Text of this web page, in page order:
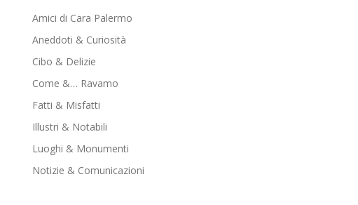
Amici di Cara Palermo
Aneddoti & Curiosità
Cibo & Delizie
Come &… Ravamo
Fatti & Misfatti
Illustri & Notabili
Luoghi & Monumenti
Notizie & Comunicazioni